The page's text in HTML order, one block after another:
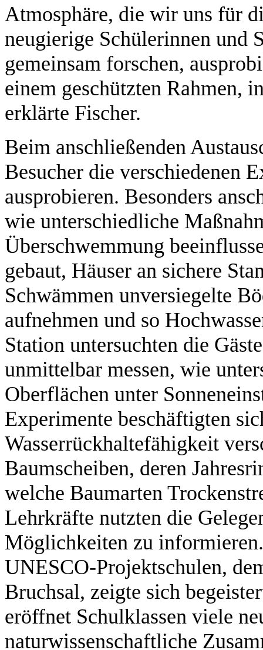
Atmosphäre, die wir uns für
neugierige Schülerinnen und
gemeinsam forschen,
einem geschützten Rahmen,
erklärte Fischer.
Beim anschließenden
Besucher die verschiedenen
ausprobieren. Besonders
wie unterschiedliche
Überschwemmung
gebaut, Häuser an sichere
Schwämmen unversiegelte
aufnehmen und so
Station untersuchten die
unmittelbar messen, wie
Oberflächen unter
Experimente beschäftigten
Wasserrückhaltefähigkeit
Baumscheiben, deren
welche Baumarten
Lehrkräfte nutzten die
Möglichkeiten zu
UNESCO-Projektschulen,
Bruchsal, zeigte sich
eröffnet Schulklassen viele
naturwissenschaftliche